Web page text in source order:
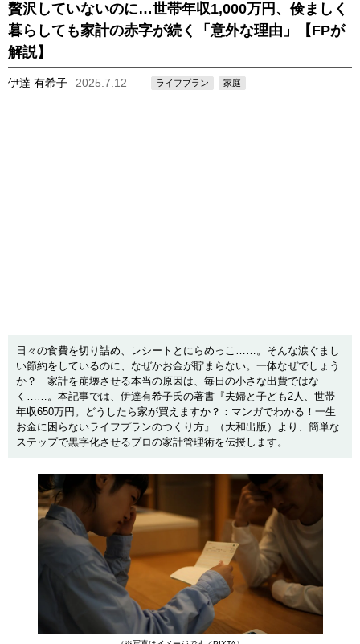
贅沢していないのに…世帯年収1,000万円、倹ましく
暮らしても家計の赤字が続く「意外な理由」【FPが
解説】
伊達 有希子 2025.7.12 ライフプラン 家庭
日々の食費を切り詰め、レシートとにらめっこ……。そんな涙ぐまし
い節約をしているのに、なぜかお金が貯まらない。一体なぜでしょう
か？ 家計を崩壊させる本当の原因は、毎日の小さな出費ではな
く……。本記事では、伊達有希子氏の著書『夫婦と子ども2人、世帯
年収650万円。どうしたら家が買えますか？：マンガでわかる！一生
お金に困らないライフプランのつくり方』（大和出版）より、簡単な
ステップで黒字化させるプロの家計管理術を伝授します。